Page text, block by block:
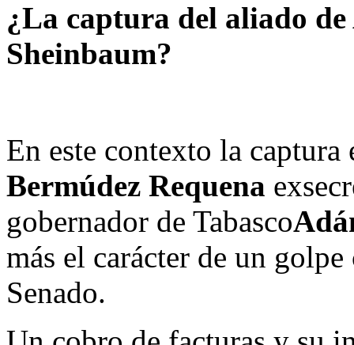
¿La captura del aliado
Sheinbaum?
En este contexto la captura
Bermúdez Requena
gobernador de Tabasco
más el carácter de un
Senado.